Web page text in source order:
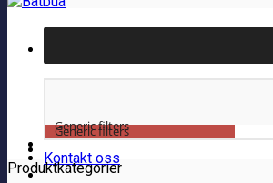
Generic filters
Kontakt oss
Generic filters
Produktkategorier